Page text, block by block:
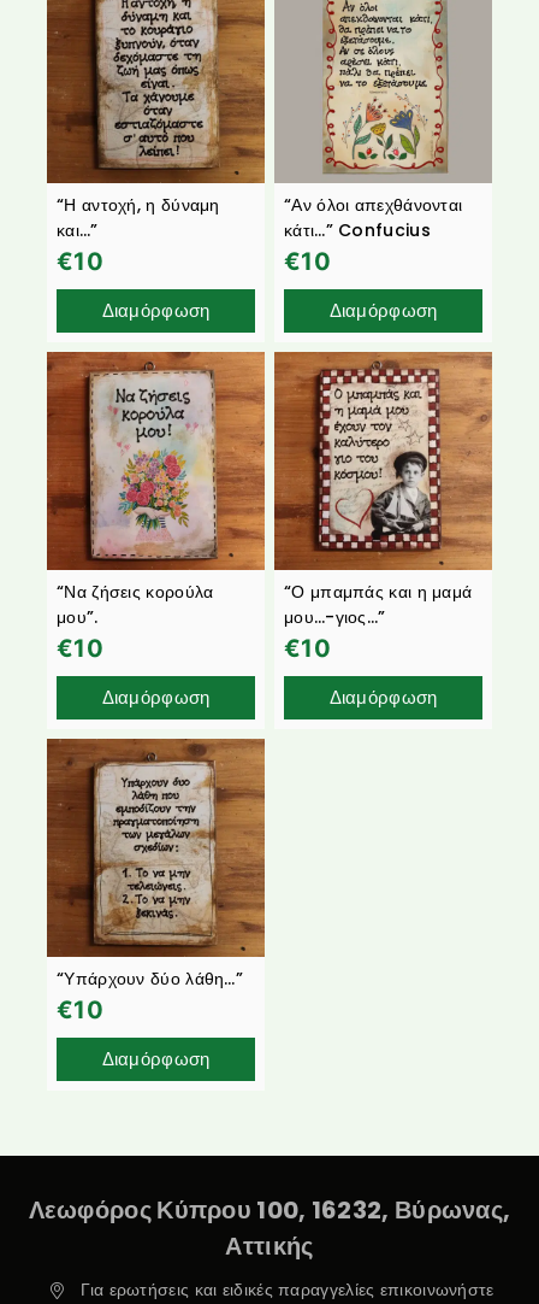
“Η αντοχή, η δύναμη
και…”
€10
Διαμόρφωση
“Αν όλοι απεχθάνονται
κάτι…” Confucius
€10
Διαμόρφωση
“Να ζήσεις κορούλα
μου”.
€10
Διαμόρφωση
“Ο μπαμπάς και η μαμά
μου…-γιος…”
€10
Διαμόρφωση
“Υπάρχουν δύο λάθη…”
€10
Διαμόρφωση
Λεωφόρος Κύπρου 100, 16232, Βύρωνας,
Αττικής
Για ερωτήσεις και ειδικές παραγγελίες επικοινωνήστε